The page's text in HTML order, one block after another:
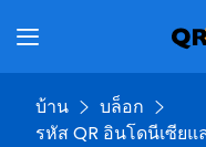
บ้าน
บล็อก
รหัส QR อินโดนีเซีย